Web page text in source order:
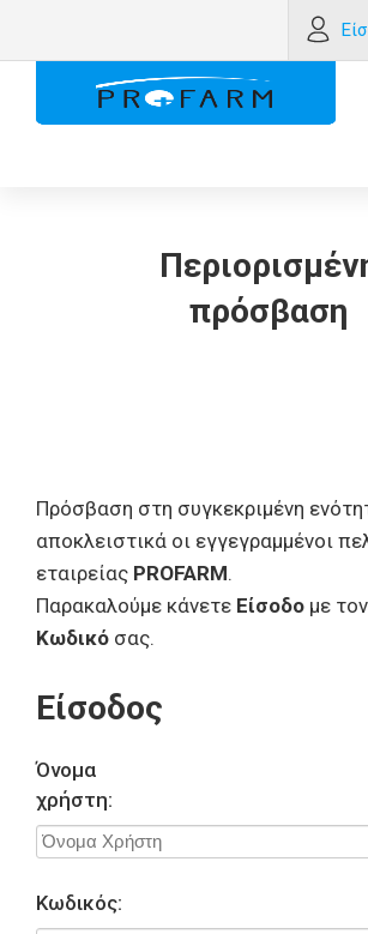
πρόσβαση
Πρόσβαση στη συγκεκριμένη
αποκλειστικά οι εγγεγραμμένοι
εταιρείας PROFARM.
Παρακαλούμε κάνετε Είσοδο με τον
Κωδικό σας.
Είσοδος
Όνομα
χρήστη:
Κωδικός: